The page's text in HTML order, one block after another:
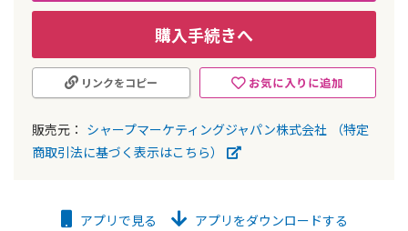
購入手続きへ
お気に入りに追加
リンクをコピー
販売元： シャープマーケティングジャパン株式会社
（特定
商取引法に基づく表示はこちら）
アプリで見る アプリをダウンロードする